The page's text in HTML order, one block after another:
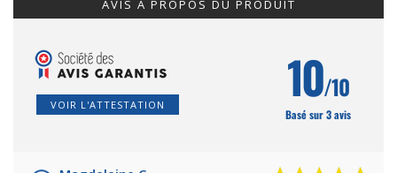
AVIS À PROPOS DU PRODUIT
VOIR L'ATTESTATION 10/10
Basé sur 3 avis